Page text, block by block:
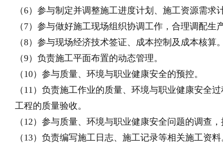
（6）参与制定并调整施工进度计划、施工资源需求
（7）参与做好施工现场组织协调工作，合理调配生
（8）参与现场经济技术签证、成本控制及成本核算
（9）负责施工平面布置的动态管理。
（10）参与质量、环境与职业健康安全的预控。
（11）负责施工作业的质量、环境与职业健康安全
工程的质量验收。
（12）参与质量、环境与职业健康安全问题的调查
（13）负责编写施工日志、施工记录等相关施工资料